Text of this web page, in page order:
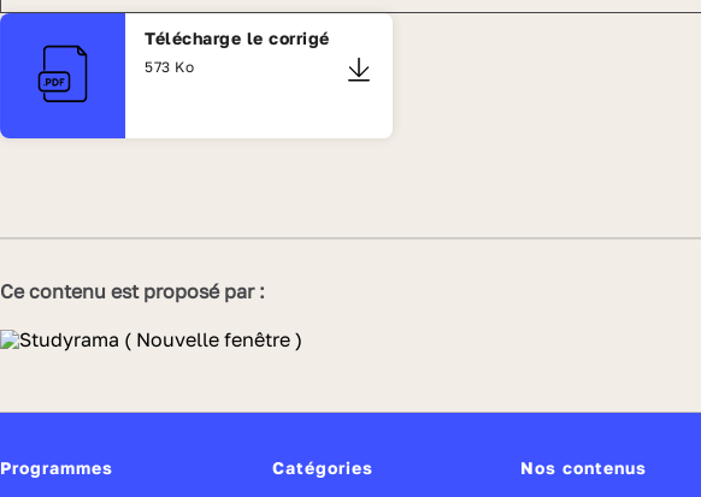
Télécharge le corrigé
573 Ko
Ce contenu est proposé par :
Programmes Catégories Nos contenus